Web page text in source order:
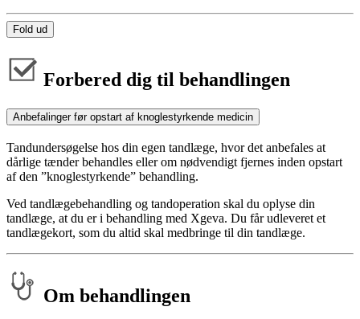
Fold ud
Forbered dig til behandlingen
Anbefalinger før opstart af knoglestyrkende medicin
Tandundersøgelse hos din egen tandlæge, hvor det anbefales at
dårlige tænder behandles eller om nødvendigt fjernes inden opstart
af den ”knoglestyrkende” behandling.
Ved tandlægebehandling og tandoperation skal du oplyse din
tandlæge, at du er i behandling med Xgeva. Du får udleveret et
tandlægekort, som du altid skal medbringe til din tandlæge.
Om behandlingen